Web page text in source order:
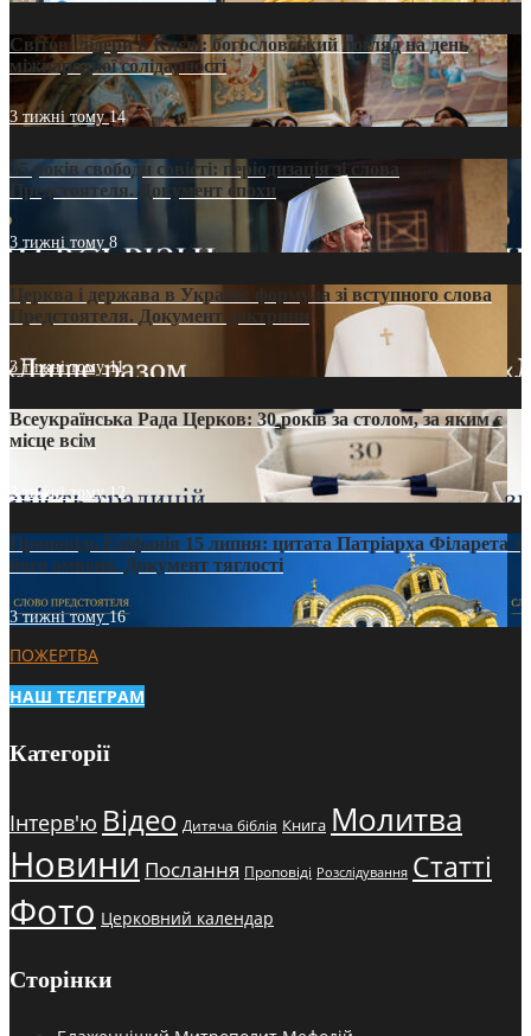
Світові лідери в Києві: богословський погляд на день
міжнародної солідарності
3 тижні тому14
35 років свободи совісті: періодизація зі слова
Предстоятеля. Документ епохи
3 тижні тому 8
Церква і держава в Україні: формула зі вступного слова
Предстоятеля. Документ доктрини
3 тижні тому11
Всеукраїнська Рада Церков: 30 років за столом, за яким є
місце всім
3 тижні тому12
Проповідь Епіфанія 15 липня: цитата Патріарха Філарета з
його амвона. Документ тяглості
3 тижні тому16
ПОЖЕРТВА
НАШ ТЕЛЕГРАМ
Категорії
Інтерв'ю Відео Дитяча біблія Книга Молитва
Новини Послання Проповіді Розслідування Статті
Фото Церковний календар
Сторінки